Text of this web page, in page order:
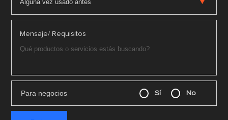
Mensaje/ Requisitos
Para negocios Sí No